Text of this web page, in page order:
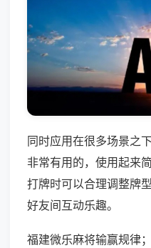
同时应用在很多场景之
非常有用的，使用起来
打牌时可以合理调整牌
好友间互动乐趣。
福建微乐麻将输赢规律